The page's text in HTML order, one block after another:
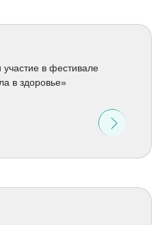
в фестивале
в здоровье»